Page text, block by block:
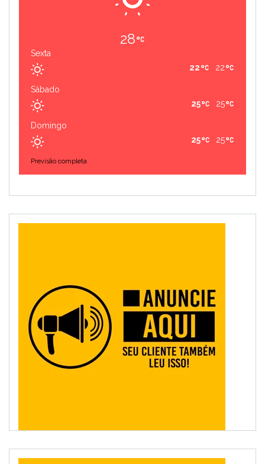
28
Sexta
22
22
Sábado
25
25
Domingo
25
25
Previsão completa